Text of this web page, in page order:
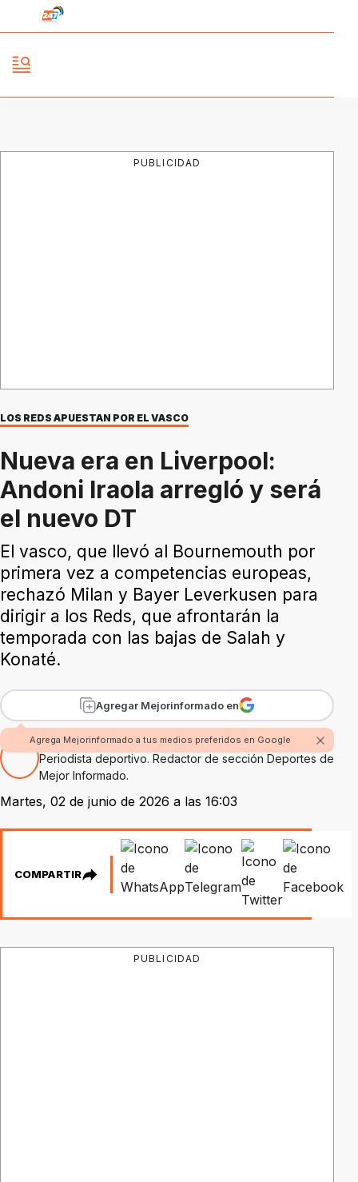
PUBLICIDAD
LOS REDS APUESTAN POR EL VASCO
Nueva era en Liverpool:
Andoni Iraola arregló y será
el nuevo DT
El vasco, que llevó al Bournemouth por
primera vez a competencias europeas,
rechazó Milan y Bayer Leverkusen para
dirigir a los Reds, que afrontarán la
temporada con las bajas de Salah y
Konaté.
Agregar Mejorinformado en
Agrega Mejorinformado a tus medios preferidos en Google
Por Juan Sáber
Periodista deportivo. Redactor de sección Deportes de
Mejor Informado.
Martes, 02 de junio de 2026 a las 16:03
COMPARTIR
PUBLICIDAD